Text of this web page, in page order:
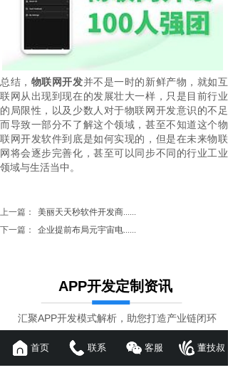
总结， 物联网开发并不是一时的新鲜产物，就如互
联网从出现到现在的发展壮大一样，只是目前行业
的局限性，以及少数人对于物联网开发意识的不足
而导致一部分不了解这个领域，甚至不知道这个物
联网开发软件到底是如何实现的，但是在未来物联
网将会逐步完善化，甚至可以同步不同的行业工业
领域与生活当中。
上一篇：
美丽天天秒软件开发商......
下一篇：
企业提前布局元宇宙电......
APP开发定制资讯
汇聚APP开发模式解析，助您打造产业链闭环
秒杀拼购系统开发实现方案详解
2026-08-07
秒杀拼购模式系统开发怎么实现源......
首页 联系 客服 董技叔